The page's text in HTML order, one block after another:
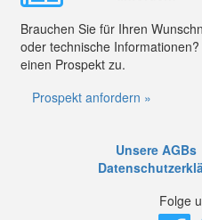
Brauchen Sie für Ihren
oder technische
einen Prospekt zu.
Prospekt anfordern »
Unsere AGBs
Folge